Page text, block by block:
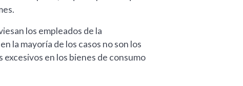
los empleados de la
la mayoría de los casos no son los
en los bienes de consumo